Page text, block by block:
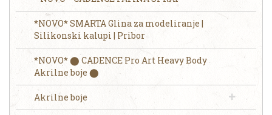
*NOVO* SMARTA Glina za modeliranje |
Silikonski kalupi | Pribor
*NOVO* ⬤ CADENCE Pro Art Heavy Body
Akrilne boje ⬤
Akrilne boje